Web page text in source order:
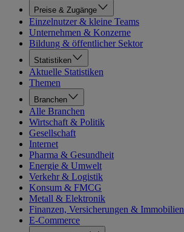
Preise & Zugänge
Einzelnutzer & kleine Teams
Unternehmen & Konzerne
Bildung & öffentlicher Sektor
Statistiken
Aktuelle Statistiken
Themen
Branchen
Alle Branchen
Wirtschaft & Politik
Gesellschaft
Internet
Pharma & Gesundheit
Energie & Umwelt
Verkehr & Logistik
Konsum & FMCG
Metall & Elektronik
Finanzen, Versicherungen & Immobilien
E-Commerce